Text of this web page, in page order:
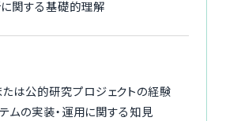
に関する基礎的理解
たは公的研究プロジェクトの経験
ムの実装・運用に関する知見